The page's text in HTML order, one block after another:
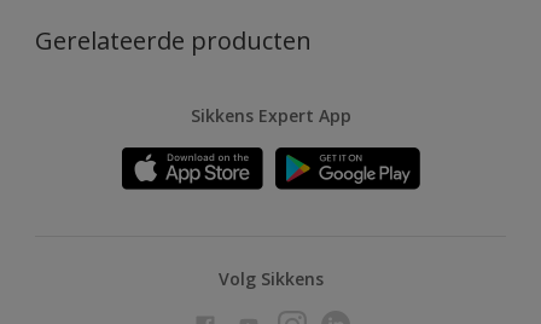
Gerelateerde producten
Sikkens Expert App
Volg Sikkens